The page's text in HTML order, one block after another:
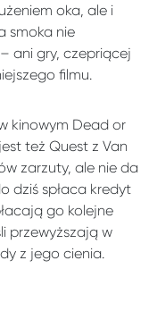
oka, ale i
smoka nie
ani gry, czepriącej
filmu.
kinowym Dead or
też Quest z Van
zarzuty, ale nie da
dziś spłaca kredyt
go kolejne
przewyższają w
z jego cienia.